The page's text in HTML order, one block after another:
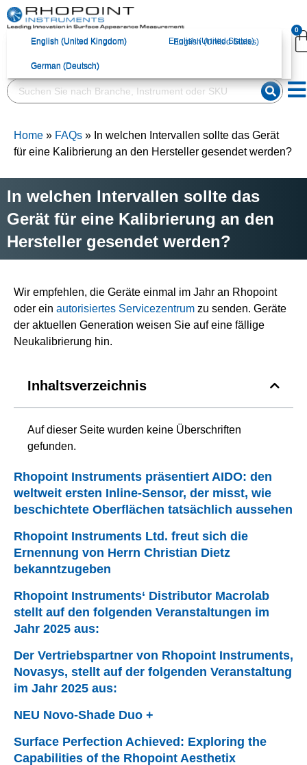
English (United
Kingdom)
German (Deutsch)
0
English (United Kingdom) English (United States)
German (Deutsch)
English (United
Kingdom)
German (Deutsch)
English (United Kingdom) English (United States)
German (Deutsch)
Home » FAQs » In welchen Intervallen sollte das Gerät
für eine Kalibrierung an den Hersteller gesendet werden?
In welchen Intervallen sollte das
Gerät für eine Kalibrierung an den
Hersteller gesendet werden?
Inhaltsverzeichnis
Auf dieser Seite wurden keine Überschriften
gefunden.
Rhopoint Instruments präsentiert AIDO: den
weltweit ersten Inline-Sensor, der misst, wie
beschichtete Oberflächen tatsächlich aussehen
Rhopoint Instruments Ltd. freut sich die
Ernennung von Herrn Christian Dietz
bekanntzugeben
Rhopoint Instruments‘ Distributor Macrolab
stellt auf den folgenden Veranstaltungen im
Jahr 2025 aus:
Der Vertriebspartner von Rhopoint Instruments,
Novasys, stellt auf der folgenden Veranstaltung
im Jahr 2025 aus:
NEU Novo-Shade Duo +
Surface Perfection Achieved: Exploring the
Capabilities of the Rhopoint Aesthetix
Wir empfehlen, die Geräte einmal im Jahr an Rhopoint
oder ein autorisiertes Servicezentrum zu senden. Geräte
der aktuellen Generation weisen Sie auf eine fällige
Neukalibrierung hin.